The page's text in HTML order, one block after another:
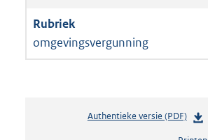
omgevingsvergunning
Authentieke versie (PDF)b